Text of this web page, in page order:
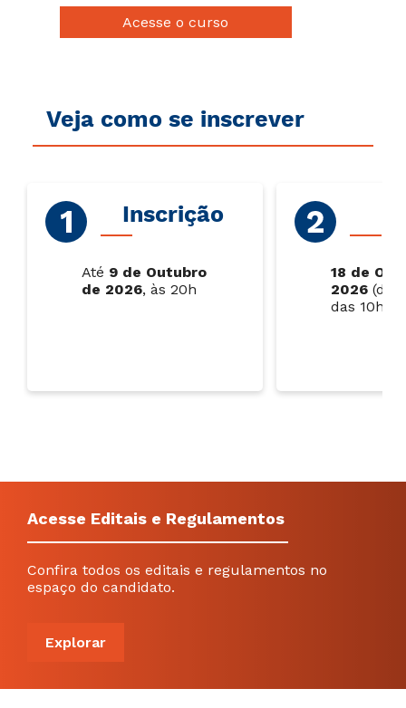
Acesse o curso
Veja como se inscrever
Inscrição
Até 9 de Outubro
de 2026, às 20h
18 de
2026
das 10h
Acesse Editais e Regulamentos
Confira todos os editais e regulamentos no
espaço do candidato.
Explorar